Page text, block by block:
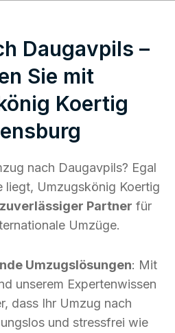
Daugavpils –
Sie mit
Koertig
nach Daugavpils? Egal
liegt, Umzugskönig Koertig
Partner für
Umzüge.
Umzugslösungen: Mit
unserem Expertenwissen
dass Ihr Umzug nach
und stressfrei wie